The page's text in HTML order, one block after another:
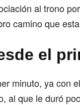
al trono
camino que
el
minuto, ya con
al que le duró